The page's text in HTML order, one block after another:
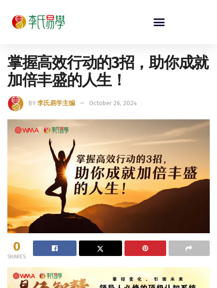
掌握高效行动的3招，助你成就
加倍丰盛的人生！
BY 李氏易学主编 October 26, 2024
0
SHARES